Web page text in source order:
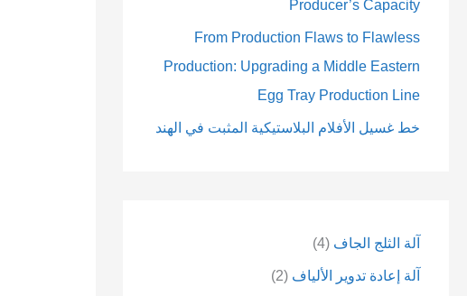
Producer’s Capacity
From Production Flaws to Flawless
Production: Upgrading a Middle Eastern
Egg Tray Production Line
خط غسيل الأفلام البلاستيكية المثبت في الهند
آلة الثلج الجاف 4
آلة إعادة تدوير الألياف 2